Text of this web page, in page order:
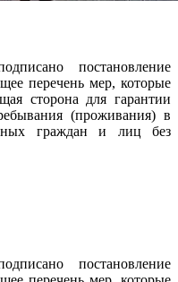
постановление
перечень мер, которые
сторона для гарантии
(проживания) в
граждан и лиц без
постановление